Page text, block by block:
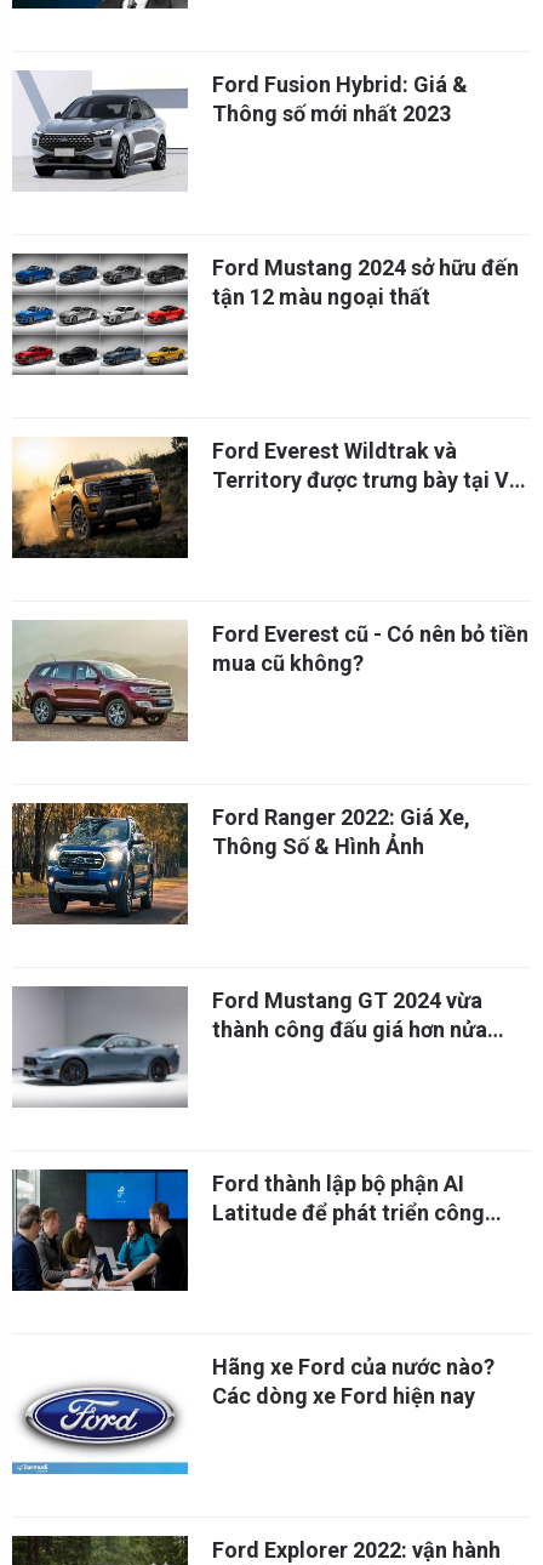
Ford Fusion Hybrid: Giá &
Thông số mới nhất 2023
Ford Mustang 2024 sở hữu đến
tận 12 màu ngoại thất
Ford Everest Wildtrak và
Territory được trưng bày tại VM
Ford Everest cũ - Có nên bỏ tiền
mua cũ không?
Ford Ranger 2022: Giá Xe,
Thông Số & Hình Ảnh
Ford Mustang GT 2024 vừa
thành công đấu giá hơn nửa
Ford thành lập bộ phận AI
Latitude để phát triển công
Hãng xe Ford của nước nào?
Các dòng xe Ford hiện nay
Ford Explorer 2022: vận hành